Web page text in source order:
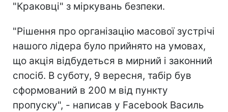
"Краковці" з міркувань безпеки.
"Рішення про організацію масової зустрічі
нашого лідера було прийнято на умовах,
що акція відбудеться в мирний і законний
спосіб. В суботу, 9 вересня, табір був
сформований в 200 м від пункту
пропуску", - написав у Facebook Василь